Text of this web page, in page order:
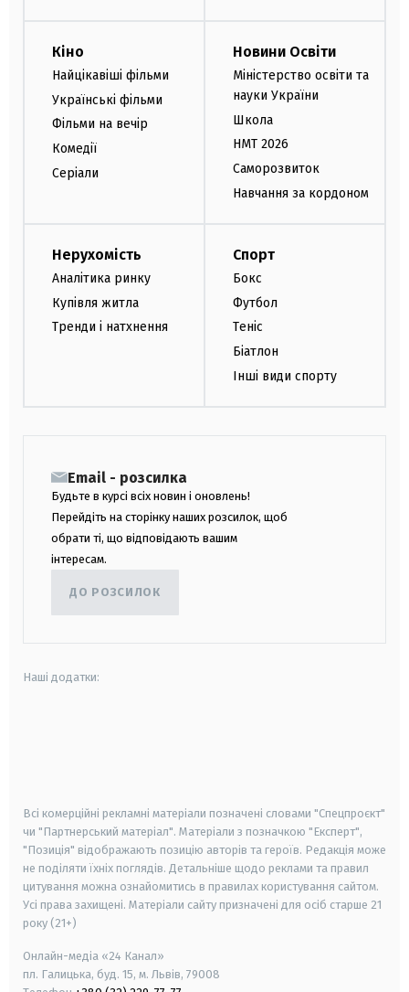
Кіно
Найцікавіші фільми
Українські фільми
Фільми на вечір
Комедії
Серіали
Новини Освіти
Міністерство освіти та
науки України
Школа
НМТ 2026
Саморозвиток
Навчання за кордоном
Нерухомість
Аналітика ринку
Купівля житла
Тренди і натхнення
Спорт
Бокс
Футбол
Теніс
Біатлон
Інші види спорту
Email - розсилка
Будьте в курсі всіх новин і оновлень!
Перейдіть на сторінку наших розсилок, щоб
обрати ті, що відповідають вашим
інтересам.
ДО РОЗСИЛОК
Наші додатки:
Всі комерційні рекламні матеріали позначені словами "Спецпроєкт"
чи "Партнерський матеріал". Матеріали з позначкою "Експерт",
"Позиція" відображають позицію авторів та героїв. Редакція може
не поділяти їхніх поглядів. Детальніше щодо реклами та правил
цитування можна ознайомитись в правилах користування сайтом.
Усі права захищені. Матеріали сайту призначені для осіб старше 21
року (21+)
Онлайн-медіа «24 Канал»
пл. Галицька, буд. 15, м. Львів, 79008